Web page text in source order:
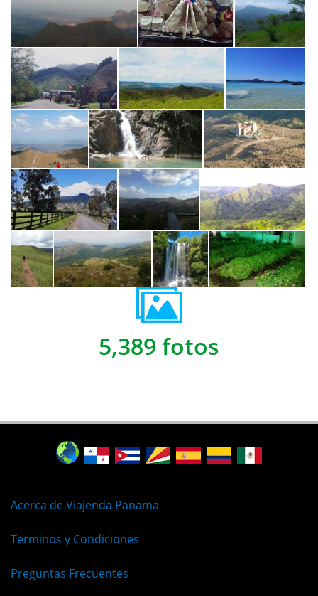
5,389 fotos
Acerca de Viajenda Panama
Terminos y Condiciones
Preguntas Frecuentes